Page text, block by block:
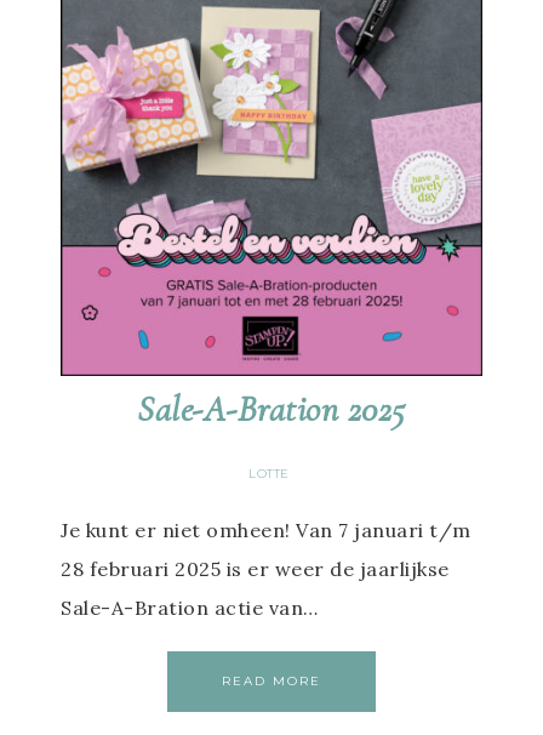
Sale-A-Bration 2025
LOTTE
Je kunt er niet omheen! Van 7 januari t/m
28 februari 2025 is er weer de jaarlijkse
Sale-A-Bration actie van…
READ MORE